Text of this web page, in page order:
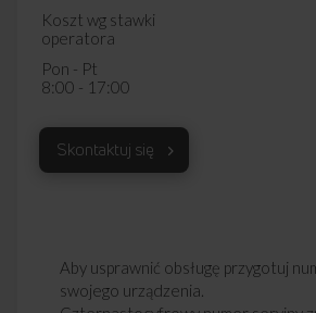
Koszt wg stawki
operatora
Pon - Pt
8:00 - 17:00
Skontaktuj się
Aby usprawnić obsługę przygotuj
swojego urządzenia.